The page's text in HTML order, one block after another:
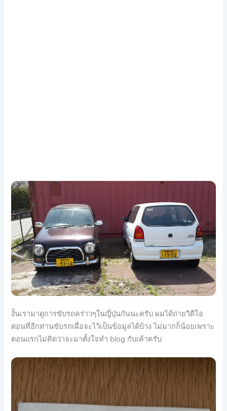
งั้นเรามาดูการขับรถคร่าวๆในญี่ปุ่นกันนะครับ ผมได้ถ่ายวิดีโอ
ตอนที่อีกท่านขับรถเผื่อจะไว้เป็นข้อมูลได้บ้าง ไม่มากก็น้อยเพราะ
ตอนแรกไม่คิดว่าจะมาตั้งใจทำ blog กับเค้าครับ